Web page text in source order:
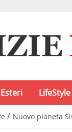
Esteri LifeStyle
/ Nuovo pianeta